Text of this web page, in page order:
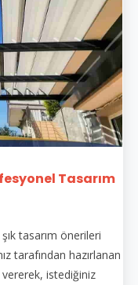
Tasarım
tasarım önerileri
tarafından hazırlanan
istediğiniz